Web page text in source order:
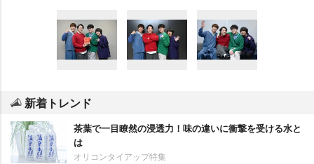
新着トレンド
茶葉で一目瞭然の浸透力！味の違いに衝撃を受ける水と
は
オリコンタイアップ特集